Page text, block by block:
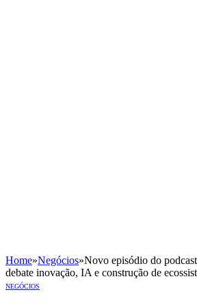
Home»Negócios»Novo episódio do
debate inovação, IA e construção de
NEGÓCIOS